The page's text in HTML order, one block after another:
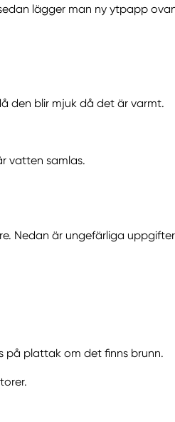
lägger man ny ytpapp
den blir mjuk då det är varmt.
vatten samlas.
Nedan är ungefärliga
på plattak om det finns brunn.